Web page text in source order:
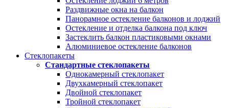
Раздвижные окна на балкон
Панорамное остекление балконов и лоджий
Остекление и отделка балкона под ключ
Застеклить балкон пластиковыми окнами
Алюминиевое остекление балконов
Стеклопакеты
Стандартные стеклопакеты
Однокамерный стеклопакет
Двухкамерный стеклопакет
Двойной стеклопакет
Тройной стеклопакет